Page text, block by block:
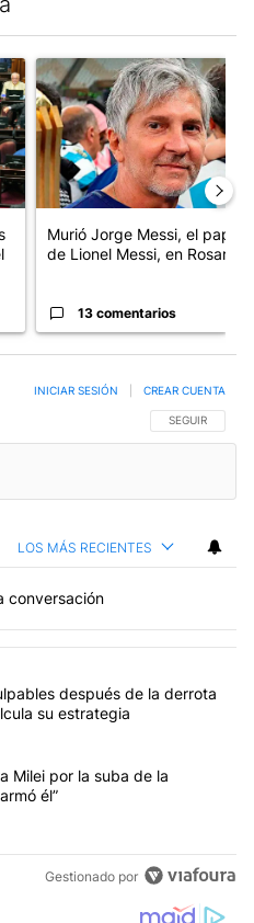
título "La Rosada busca
Un artículo de tendencia con
Murió Jorge Messi, el papá
de Lionel Messi, en Rosario
13 comentarios
SIGA ESTA
SEGUIR
INICIAR SESIÓN CREAR CUENTA
LOS MÁS RECIENTES
conversación
con más comentarios en los
"La Rosada busca
después de la derrota
su estrategia
"Kicillof apuntó contra Milei
Milei por la suba de la
él”
Gestionado por